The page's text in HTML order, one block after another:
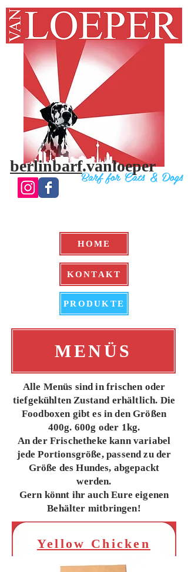
Barf for Cats & Dogs
berlinbarf.vanloeper
HOME
KONTAKT
PRODUKTE
MENÜS
Alle Menüs sind in frischen oder
tiefgekühlten Zustand erhältlich. Die
Foodboxen gibt es in den Größen
400g. 600g oder 1kg.
An der Frischetheke kann variabel
jede Portionsgröße, passend zu der
Größe des Hundes, abgepackt
werden.
Gern könnt ihr auch Eure eigenen
Behälter mitbringen!
Yellow Chicken